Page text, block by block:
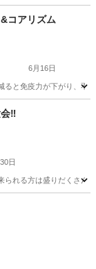
コアリズム
6月16日
と免疫力が下がり、
‼️
日
れる方は盛りだくさ